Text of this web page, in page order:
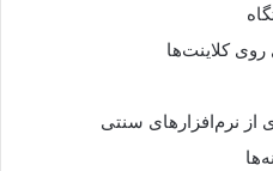
کلاینت‌ها
از نرم‌افزارهای سنتی